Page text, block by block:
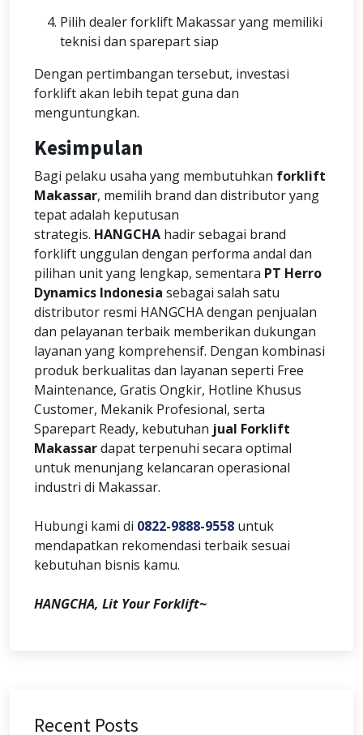
Pilih dealer forklift Makassar yang memiliki
teknisi dan sparepart siap
Dengan pertimbangan tersebut, investasi
forklift akan lebih tepat guna dan
menguntungkan.
Kesimpulan
Bagi pelaku usaha yang membutuhkan forklift
Makassar, memilih brand dan distributor yang
tepat adalah keputusan
strategis. HANGCHA hadir sebagai brand
forklift unggulan dengan performa andal dan
pilihan unit yang lengkap, sementara PT Herro
Dynamics Indonesia sebagai salah satu
distributor resmi HANGCHA dengan penjualan
dan pelayanan terbaik memberikan dukungan
layanan yang komprehensif. Dengan kombinasi
produk berkualitas dan layanan seperti Free
Maintenance, Gratis Ongkir, Hotline Khusus
Customer, Mekanik Profesional, serta
Sparepart Ready, kebutuhan jual Forklift
Makassardapat terpenuhi secara optimal
untuk menunjang kelancaran operasional
industri di Makassar.
Hubungi kami di 0822-9888-9558 untuk
mendapatkan rekomendasi terbaik sesuai
kebutuhan bisnis kamu.
HANGCHA, Lit Your Forklift~
Recent Posts